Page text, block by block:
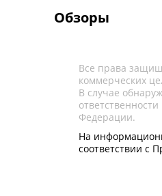
Обзоры
Все права
коммерческих
В случае
Федерации.
На
соответствии с